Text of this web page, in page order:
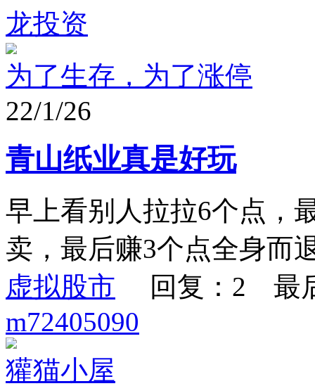
龙投资
为了生存，为了涨停
22/1/26
青山纸业真是好玩
早上看别人拉拉6个点，
卖，最后赚3个点全身而
虚拟股市 回复：2 最
m72405090
獾猫小屋